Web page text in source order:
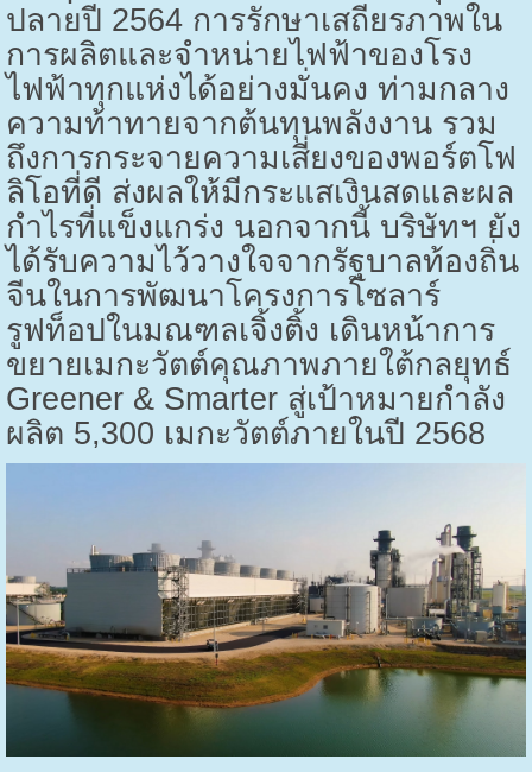
ปลายปี 2564การรักษาเสถียรภาพใน
การผลิตและจำหน่ายไฟฟ้าของโรง
ไฟฟ้าทุกแห่งได้อย่างมั่นคง ท่ามกลาง
ความท้าทายจากต้นทุนพลังงาน รวม
ถึงการกระจายความเสี่ยงของพอร์ตโฟ
ลิโอที่ดี ส่งผลให้มีกระแสเงินสดและผล
กำไรที่แข็งแกร่ง นอกจากนี้ บริษัทฯ ยัง
ได้รับความไว้วางใจจากรัฐบาลท้องถิ่น
จีนในการพัฒนาโครงการโซลาร์
รูฟท็อปในมณฑลเจิ้งติ้ง เดินหน้าการ
ขยายเมกะวัตต์คุณภาพภายใต้กลยุทธ์
Greener & Smarter สู่เป้าหมายกำลัง
ผลิต 5,300 เมกะวัตต์ภายในปี 2568